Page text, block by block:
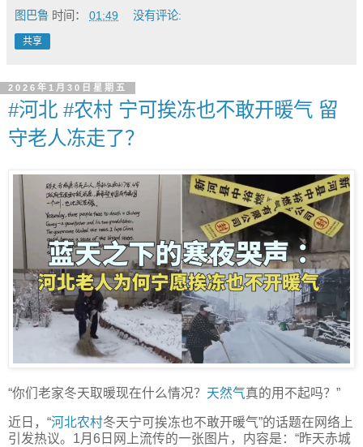
图巴鲁 时间： 01:49 没有评论:
共享
2026年1月30日星期五
#河北 #农村 宁可挨冻也不敢开暖气 留
守老人冻走了？
“你们老家冬天取暖现在什么情况？ 天然气真的用不起吗？”
近日，“河北农村冬天宁可挨冻也不敢开暖气”的话题在网络上
引发热议。1月6日网上流传的一张图片，内容是：“昨天赤城